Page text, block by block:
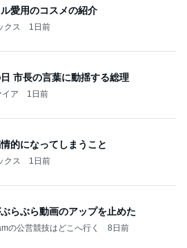
愛用のコスメの紹介
クス 1日前
市長の言葉に動揺する総理
イア 1日前
的になってしまうこと
クス 1日前
らぶら動画のアップを止めた
の公営競技はどこへ行く 8日前